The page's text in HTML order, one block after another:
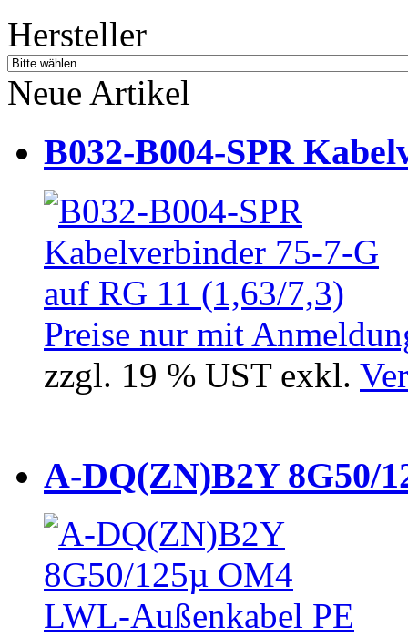
Hersteller
Neue Artikel
B032-B004-SPR
Preise nur mit
zzgl. 19 % UST exkl.
A-DQ(ZN)B2Y 8G50/